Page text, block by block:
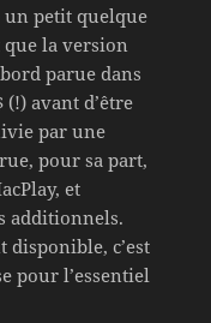
petit quelque
que la version
parue dans
avant d’être
par une
pour sa part,
et
additionnels.
disponible, c’est
pour l’essentiel